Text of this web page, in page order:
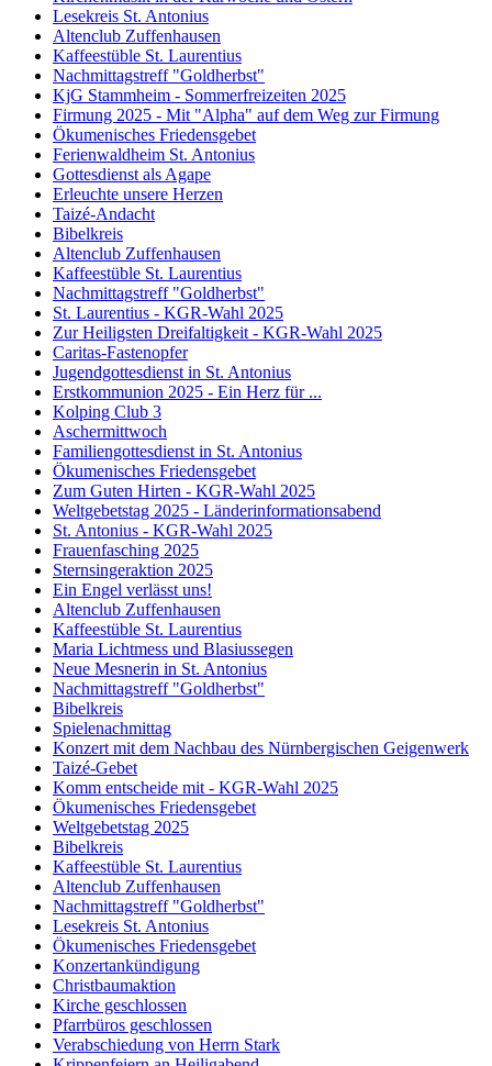
Lesekreis St. Antonius
Altenclub Zuffenhausen
Kaffeestüble St. Laurentius
Nachmittagstreff "Goldherbst"
KjG Stammheim - Sommerfreizeiten 2025
Firmung 2025 - Mit "Alpha" auf dem Weg zur Firmung
Ökumenisches Friedensgebet
Ferienwaldheim St. Antonius
Gottesdienst als Agape
Erleuchte unsere Herzen
Taizé-Andacht
Bibelkreis
Altenclub Zuffenhausen
Kaffeestüble St. Laurentius
Nachmittagstreff "Goldherbst"
St. Laurentius - KGR-Wahl 2025
Zur Heiligsten Dreifaltigkeit - KGR-Wahl 2025
Caritas-Fastenopfer
Jugendgottesdienst in St. Antonius
Erstkommunion 2025 - Ein Herz für ...
Kolping Club 3
Aschermittwoch
Familiengottesdienst in St. Antonius
Ökumenisches Friedensgebet
Zum Guten Hirten - KGR-Wahl 2025
Weltgebetstag 2025 - Länderinformationsabend
St. Antonius - KGR-Wahl 2025
Frauenfasching 2025
Sternsingeraktion 2025
Ein Engel verlässt uns!
Altenclub Zuffenhausen
Kaffeestüble St. Laurentius
Maria Lichtmess und Blasiussegen
Neue Mesnerin in St. Antonius
Nachmittagstreff "Goldherbst"
Bibelkreis
Spielenachmittag
Konzert mit dem Nachbau des Nürnbergischen Geigenwerk
Taizé-Gebet
Komm entscheide mit - KGR-Wahl 2025
Ökumenisches Friedensgebet
Weltgebetstag 2025
Bibelkreis
Kaffeestüble St. Laurentius
Altenclub Zuffenhausen
Nachmittagstreff "Goldherbst"
Lesekreis St. Antonius
Ökumenisches Friedensgebet
Konzertankündigung
Christbaumaktion
Kirche geschlossen
Pfarrbüros geschlossen
Verabschiedung von Herrn Stark